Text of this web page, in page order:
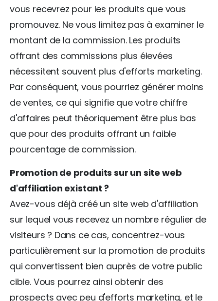
vous recevrez pour les produits que vous
promouvez. Ne vous limitez pas à examiner le
montant de la commission. Les produits
offrant des commissions plus élevées
nécessitent souvent plus d'efforts marketing.
Par conséquent, vous pourriez générer moins
de ventes, ce qui signifie que votre chiffre
d'affaires peut théoriquement être plus bas
que pour des produits offrant un faible
pourcentage de commission.
Promotion de produits sur un site web
d'affiliation existant ?
Avez-vous déjà créé un site web d'affiliation
sur lequel vous recevez un nombre régulier de
visiteurs ? Dans ce cas, concentrez-vous
particulièrement sur la promotion de produits
qui convertissent bien auprès de votre public
cible. Vous pourrez ainsi obtenir des
prospects avec peu d'efforts marketing, et le